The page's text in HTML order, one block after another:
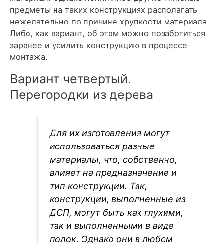
предметы на таких конструкциях располагать
нежелательно по причине хрупкости материала.
Либо, как вариант, об этом можно позаботиться
заранее и усилить конструкцию в процессе
монтажа.
Вариант четвертый.
Перегородки из дерева
Для их изготовления могут
использоваться разные
материалы, что, собственно,
влияет на предназначение и
тип конструкции. Так,
конструкции, выполненные из
ДСП, могут быть как глухими,
так и выполненными в виде
полок. Однако они в любом